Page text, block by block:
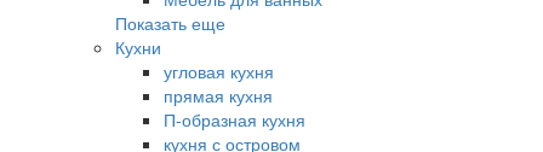
Показать еще
Кухни
угловая кухня
прямая кухня
П-образная кухня
кухня с островом